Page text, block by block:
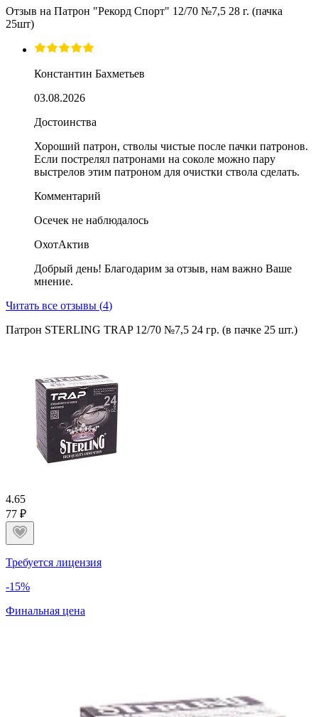
Отзыв на Патрон "Рекорд Спорт" 12/70 №7,5 28 г. (пачка
25шт)
Константин Бахметьев
03.08.2026
Достоинства
Хороший патрон, стволы чистые после пачки патронов.
Если пострелял патронами на соколе можно пару
выстрелов этим патроном для очистки ствола сделать.
Комментарий
Осечек не наблюдалось
ОхотАктив
Добрый день! Благодарим за отзыв, нам важно Ваше
мнение.
Читать все отзывы (4)
Патрон STERLING TRAP 12/70 №7,5 24 гр. (в пачке 25 шт.)
4.65
77 ₽
Требуется лицензия
-15%
Финальная цена